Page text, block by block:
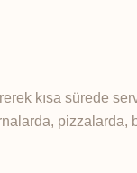
kısa sürede
pizzalarda,